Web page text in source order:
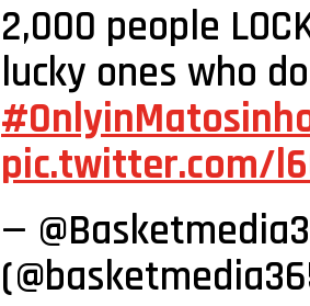
2,000 people
lucky ones who
pic.twitter.com/
—